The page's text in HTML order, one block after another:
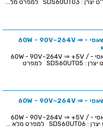
ספק כוח AC/DC לשאסי - 60W - 90V~264V ⇒
ספק כוח AC/DC לשאסי - 60W - 90V~264V ⇒ +5V /
+12V / -12V ♦ מק''ט יצרן : SDS60UT05 למפרט
ספק כוח AC/DC לשאסי - 60W - 90V~264V ⇒
ספק כוח AC/DC לשאסי - 60W - 90V~264V ⇒ +5V /